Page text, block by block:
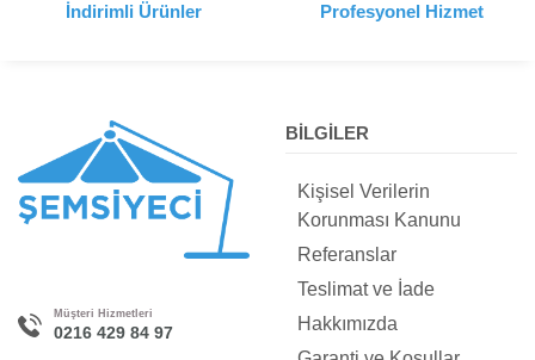
İndirimli Ürünler Profesyonel Hizmet
Müşteri Hizmetleri
0216 429 84 97
BİLGİLER
Kişisel Verilerin
Korunması Kanunu
Referanslar
Teslimat ve İade
Hakkımızda